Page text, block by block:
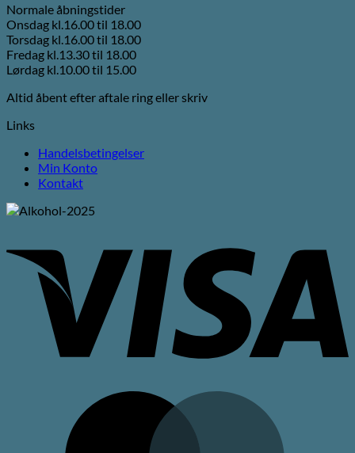
Normale åbningstider
Onsdag kl.16.00 til 18.00
Torsdag kl.16.00 til 18.00
Fredag kl.13.30 til 18.00
Lørdag kl.10.00 til 15.00
Altid åbent efter aftale ring eller skriv
Links
Handelsbetingelser
Min Konto
Kontakt